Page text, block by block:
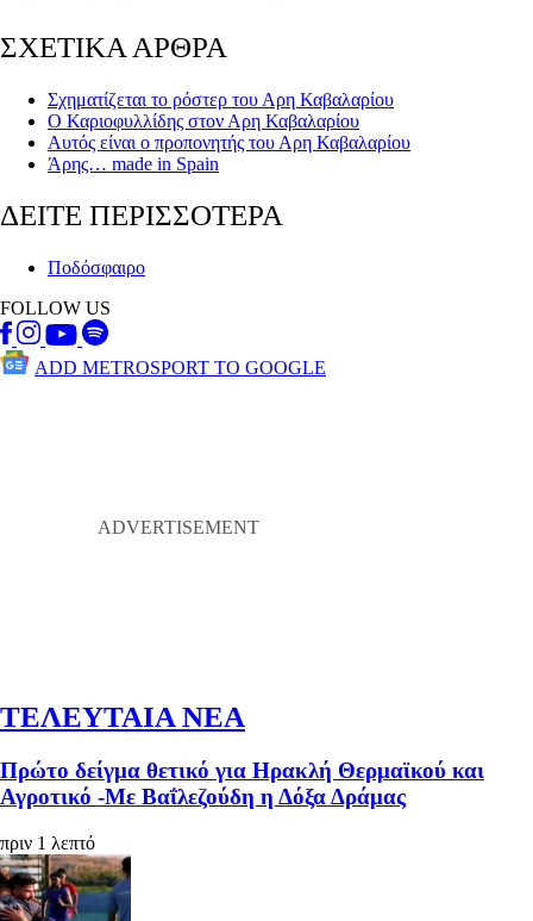
ΣΧΕΤΙΚΑ ΑΡΘΡΑ
Σχηματίζεται το ρόστερ του Αρη Καβαλαρίου
Ο Καριοφυλλίδης στον Αρη Καβαλαρίου
Αυτός είναι ο προπονητής του Αρη Καβαλαρίου
Άρης… made in Spain
ΔΕΙΤΕ ΠΕΡΙΣΣΟΤΕΡΑ
Ποδόσφαιρο
FOLLOW US
ADD METROSPORT TO GOOGLE
ΤΕΛΕΥΤΑΙΑ ΝΕΑ
Πρώτο δείγμα θετικό για Ηρακλή Θερμαϊκού και
Αγροτικό -Με Βαΐλεζούδη η Δόξα Δράμας
πριν 1 λεπτό